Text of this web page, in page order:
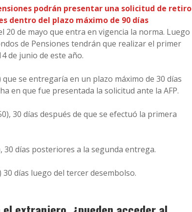
podrán presentar una solicitud de retiro
dentro del plazo máximo de 90 días
20 de mayo que entra en vigencia la norma. Luego
de Pensiones tendrán que realizar el primer
de junio de este año.
se entregaría en un plazo máximo de 30 días
en que fue presentada la solicitud ante la AFP.
30 días después de que se efectuó la primera
30 días posteriores a la segunda entrega.
días luego del tercer desembolso.